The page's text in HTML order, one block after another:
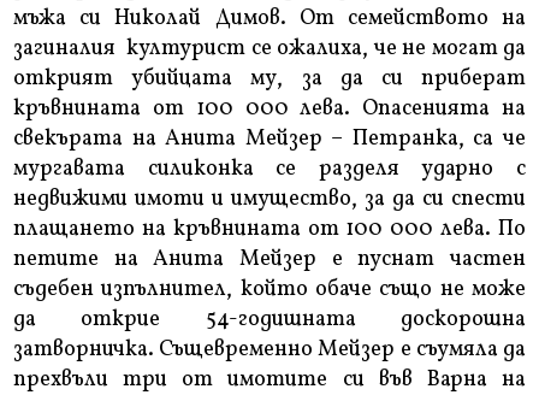
мъжа си Николай Димов. От семейството на
загиналия културист се ожалиха, че не могат да
открият убийцата му, за да си приберат
кръвнината от 100 000 лева. Опасенията на
свекърата на Анита Мейзер – Петранка, са че
мургавата силиконка се разделя ударно с
недвижими имоти и имущество, за да си спести
плащането на кръвнината от 100 000 лева. По
петите на Анита Мейзер е пуснат частен
съдебен изпълнител, който обаче също не може
да открие 54-годишната доскорошна
затворничка. Същевременно Мейзер е съумяла да
прехвъли три от имотите си във Варна на